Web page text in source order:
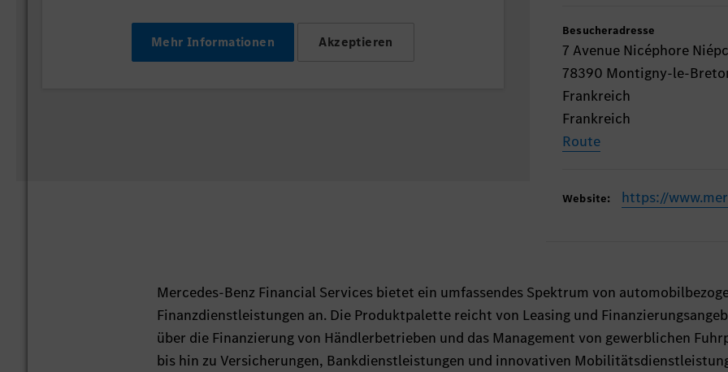
Mehr Informationen Akzeptieren
Besucheradresse
7 Avenue Nicéphore
78390 Montigny-le-
Frankreich
Frankreich
Route
Website: https://
Mercedes-Benz Financial Services bietet ein umfassendes Spektrum von
Finanzdienstleistungen an. Die Produktpalette reicht von Leasing und
über die Finanzierung von Händlerbetrieben und das Management von gewerblichen
bis hin zu Versicherungen, Bankdienstleistungen und innovativen